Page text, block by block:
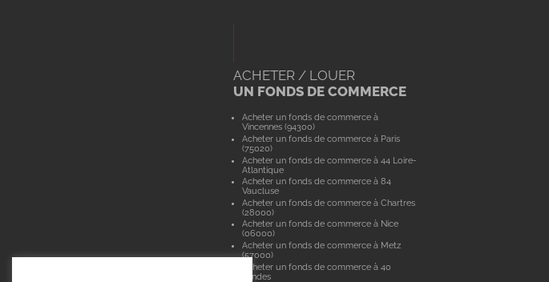
ACHETER / LOUER
UN FONDS DE COMMERCE
Acheter un fonds de commerce à
Vincennes (94300)
Acheter un fonds de commerce à Paris
(75020)
Acheter un fonds de commerce à 44 Loire-
Atlantique
Acheter un fonds de commerce à 84
Vaucluse
Acheter un fonds de commerce à Chartres
(28000)
Acheter un fonds de commerce à Nice
(06000)
Acheter un fonds de commerce à Metz
(57000)
Acheter un fonds de commerce à 40
Landes